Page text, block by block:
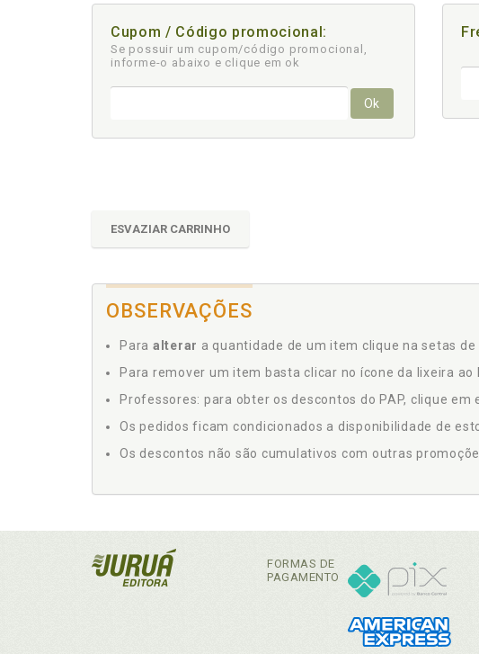
Cupom / Código promocional:
Se possuir um cupom/código promocional,
informe-o abaixo e clique em ok
Ok
ESVAZIAR CARRINHO
OBSERVAÇÕES
Para alterar a quantidade de um item clique na setas
Para remover um item basta clicar no ícone da lixeira ao
Professores: para obter os descontos do PAP, clique
Os pedidos ficam condicionados a disponibilidade de
Os descontos não são cumulativos com outras
FORMAS DE
PAGAMENTO